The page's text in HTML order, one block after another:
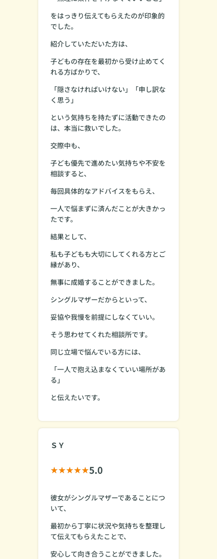
をはっきり伝えてもらえたのが印象的
でした。
紹介していただいた方は、
子どもの存在を最初から受け止めてく
れる方ばかりで、
「隠さなければいけない」「申し訳な
く思う」
という気持ちを持たずに活動できたの
は、本当に救いでした。
交際中も、
子ども優先で進めたい気持ちや不安を
相談すると、
毎回具体的なアドバイスをもらえ、
一人で悩まずに済んだことが大きかっ
たです。
結果として、
私も子どもも大切にしてくれる方とご
縁があり、
無事に成婚することができました。
シングルマザーだからといって、
妥協や我慢を前提にしなくていい。
そう思わせてくれた相談所です。
同じ立場で悩んでいる方には、
「一人で抱え込まなくていい場所があ
る」
と伝えたいです。
ＳＹ
5.0
彼女がシングルマザーであることにつ
いて、
最初から丁寧に状況や気持ちを整理し
て伝えてもらえたことで、
安心して向き合うことができました。